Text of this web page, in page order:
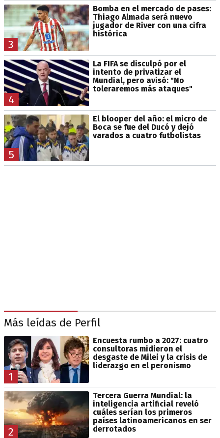
3
Bomba en el mercado de pases:
Thiago Almada será nuevo
jugador de River con una cifra
histórica
4
La FIFA se disculpó por el
intento de privatizar el
Mundial, pero avisó: "No
toleraremos más ataques"
5
El blooper del año: el micro de
Boca se fue del Ducó y dejó
varados a cuatro futbolistas
Más leídas de Perfil
1
Encuesta rumbo a 2027: cuatro
consultoras midieron el
desgaste de Milei y la crisis de
liderazgo en el peronismo
2
Tercera Guerra Mundial: la
inteligencia artificial reveló
cuáles serían los primeros
países latinoamericanos en ser
derrotados